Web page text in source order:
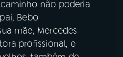
não poderia
Bebo
mãe, Mercedes
profissional, e